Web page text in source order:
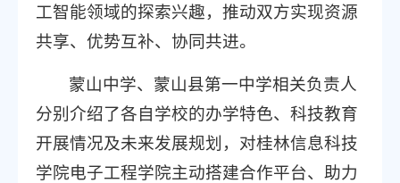
工智能领域的探索兴趣，推动双方实现资源
共享、优势互补、协同共进。
蒙山中学、蒙山县第一中学相关负责人
分别介绍了各自学校的办学特色、科技教育
开展情况及未来发展规划，对桂林信息科技
学院电子工程学院主动搭建合作平台、助力